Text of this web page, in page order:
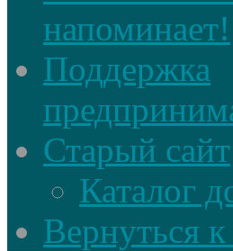
напоминает!
Поддержка
Старый сайт
Каталог
Вернуться